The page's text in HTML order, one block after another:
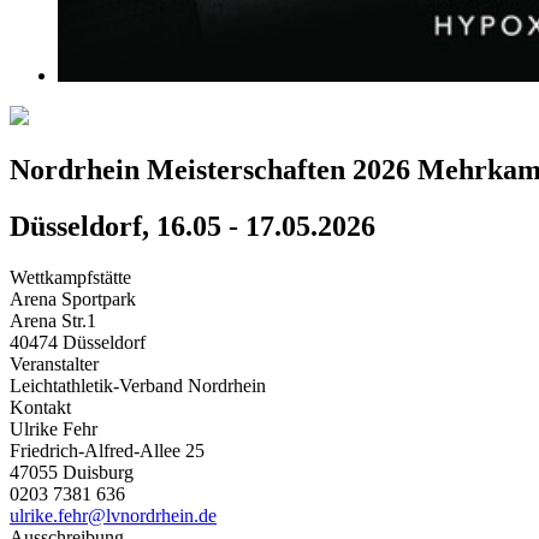
Nordrhein Meisterschaften 2026
Düsseldorf, 16.05 - 17.05.2026
Wettkampfstätte
Arena Sportpark
Arena Str.1
40474 Düsseldorf
Veranstalter
Leichtathletik-Verband Nordrhein
Kontakt
Ulrike Fehr
Friedrich-Alfred-Allee 25
47055 Duisburg
0203 7381 636
ulrike.fehr@lvnordrhein.de